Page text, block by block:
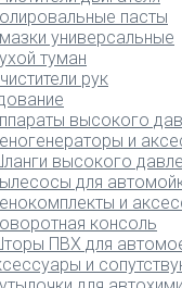
пасты
универсальные
туман
рук
высокого
и
высокого
для
и
консоль
ПВХ для
и